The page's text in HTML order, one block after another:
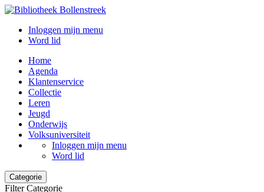
Inloggen mijn menu
Word lid
Home
Agenda
Klantenservice
Collectie
Leren
Jeugd
Onderwijs
Volksuniversiteit
Inloggen mijn menu
Word lid
Categorie
Filter Categorie